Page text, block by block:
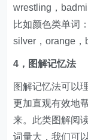
wrestling，
比如颜色类单词
silver，orange，
4，图解记忆法
图解记忆法可以
更加直观有效地
来。此类图解阅
词量大，我们可